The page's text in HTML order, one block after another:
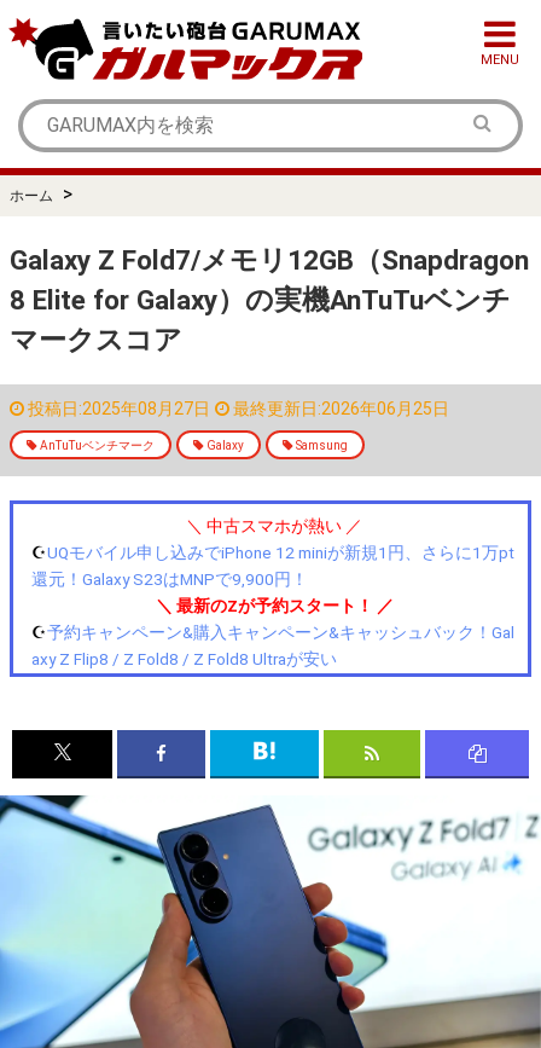
MENU
ホーム >
Galaxy Z Fold7/メモリ12GB（Snapdragon
8 Elite for Galaxy）の実機AnTuTuベンチ
マークスコア
投稿日:2025年08月27日 最終更新日:2026年06月25日
AnTuTuベンチマーク Galaxy Samsung
＼ 中古スマホが熱い ／
☪️UQモバイル申し込みでiPhone 12 miniが新規1円、さらに1万pt
還元！Galaxy S23はMNPで9,900円！
＼ 最新のZが予約スタート！ ／
☪️予約キャンペーン&購入キャンペーン&キャッシュバック！Gal
axy Z Flip8 / Z Fold8 / Z Fold8 Ultraが安い